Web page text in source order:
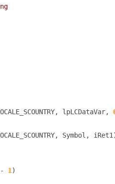
lpLCDataVar,
1 )